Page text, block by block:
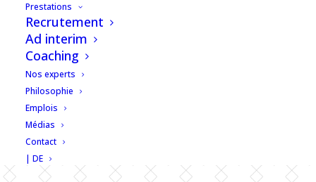
Prestations
Recrutement
Ad interim
Coaching
Nos experts
Philosophie
Emplois
Médias
Contact
| DE
Une qualité de
chantiers
hors norme grâce à
un vrai travail
d’équipe!